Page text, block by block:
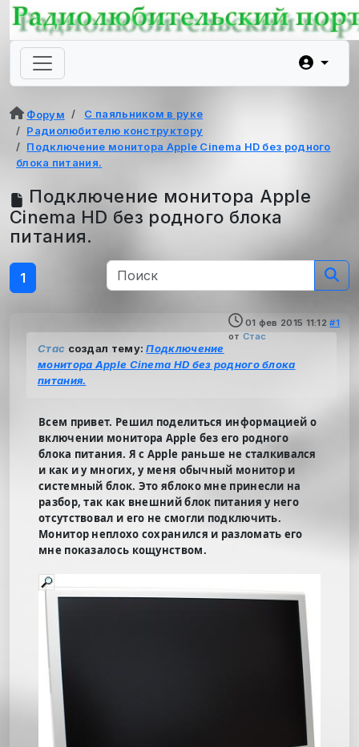
Форум
С паяльником в руке
Радиолюбителю конструктору
Подключение монитора Apple Cinema HD без родного
блока питания.
Подключение монитора Apple
Cinema HD без родного блока
питания.
1
01 фев 2015 11:12 #1
от Стас
Стас создал тему:Подключение
монитора Apple Cinema HD без родного блока
питания.
Всем привет. Решил поделиться информацией о
включении монитора Apple без его родного
блока питания. Я с Apple раньше не сталкивался
и как и у многих, у меня обычный монитор и
системный блок. Это яблоко мне принесли на
разбор, так как внешний блок питания у него
отсутствовал и его не смогли подключить.
Монитор неплохо сохранился и разломать его
мне показалось кощунством.